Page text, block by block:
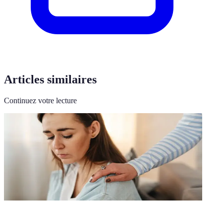
Articles similaires
Continuez votre lecture